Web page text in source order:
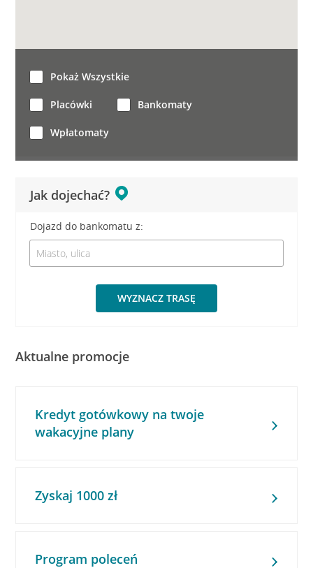
Jak dojechać?
Dojazd do bankomatu z:
WYZNACZ TRASĘ
Pokaż Wszystkie
Placówki Bankomaty
Wpłatomaty
Aktualne promocje
Kredyt gotówkowy na twoje
wakacyjne plany
Zyskaj 1000 zł
Program poleceń